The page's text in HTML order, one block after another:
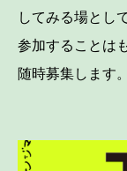
してみる場とし
参加することは
随時募集します。